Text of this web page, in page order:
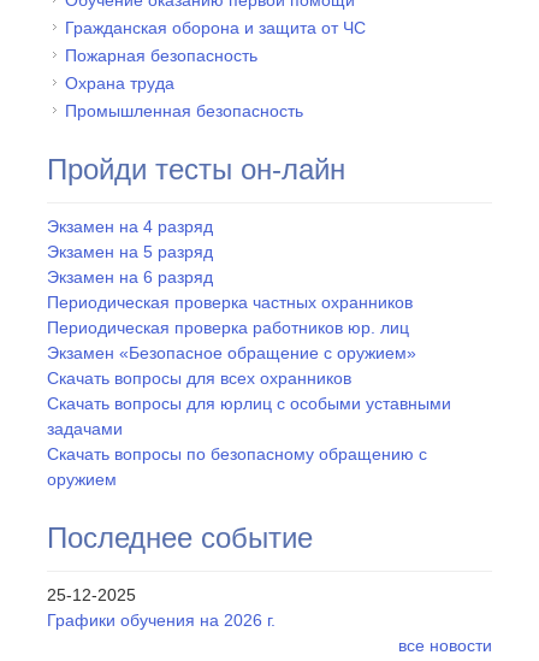
Гражданская оборона и защита от ЧС
Пожарная безопасность
Охрана труда
Промышленная безопасность
Пройди тесты он-лайн
Экзамен на 4 разряд
Экзамен на 5 разряд
Экзамен на 6 разряд
Периодическая проверка частных охранников
Периодическая проверка работников юр. лиц
Экзамен «Безопасное обращение с оружием»
Скачать вопросы для всех охранников
Скачать вопросы для юрлиц с особыми уставными
задачами
Скачать вопросы по безопасному обращению с
оружием
Последнее событие
25-12-2025
Графики обучения на 2026 г.
все новости